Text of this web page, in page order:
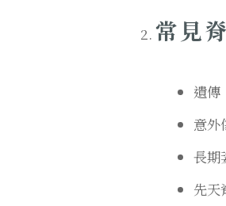
常見
遺傳
意外
長期
先天